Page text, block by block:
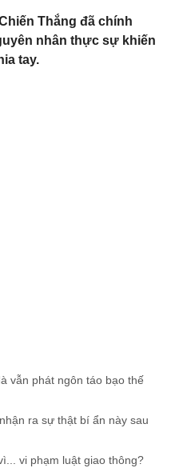
Thắng đã chính
nhân thực sự khiến
tay.
vẫn phát ngôn táo bạo thế
ra sự thật bí ẩn này sau
vi phạm luật giao thông?